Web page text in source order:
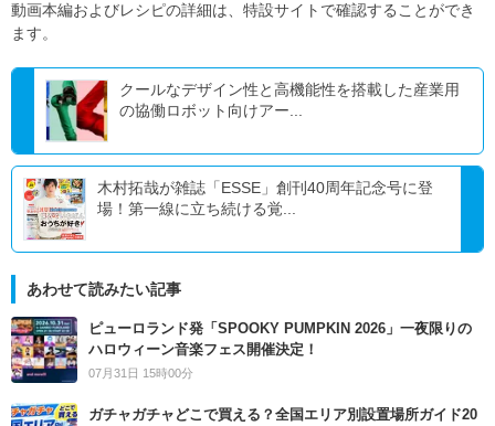
動画本編およびレシピの詳細は、特設サイトで確認することができ
ます。
クールなデザイン性と高機能性を搭載した産業用
の協働ロボット向けアー...
木村拓哉が雑誌「ESSE」創刊40周年記念号に登
場！第一線に立ち続ける覚...
あわせて読みたい記事
ピューロランド発「SPOOKY PUMPKIN 2026」一夜限りの
ハロウィーン音楽フェス開催決定！
07月31日 15時00分
ガチャガチャどこで買える？全国エリア別設置場所ガイド20